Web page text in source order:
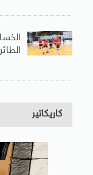
كاريكاتير